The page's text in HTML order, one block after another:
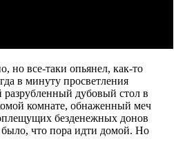
но все-таки опьянел, как-то
в минуту просветления
разрубленный дубовый стол в
комнате, обнаженный меч
безденежных донов
было, что пора идти домой. Но